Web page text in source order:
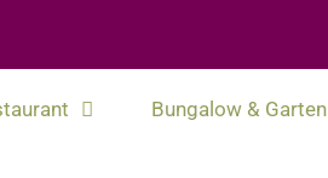
Bungalow & Garten